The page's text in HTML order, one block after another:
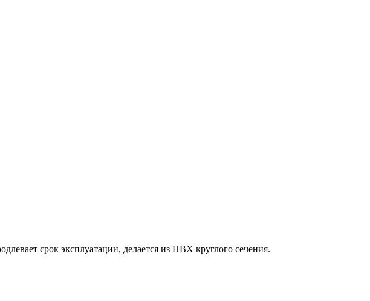
срок эксплуатации, делается из ПВХ круглого сечения.